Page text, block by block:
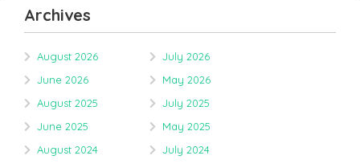
Archives
August 2026
July 2026
June 2026
May 2026
August 2025
July 2025
June 2025
May 2025
August 2024
July 2024